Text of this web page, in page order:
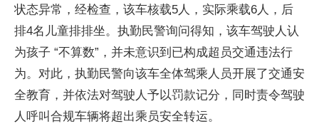
状态异常，经检查，该车核载5人，实际乘载6人，后
排4名儿童排排坐。执勤民警询问得知，该车驾驶人认
为孩子 “不算数”，并未意识到已构成超员交通违法行
为。对此，执勤民警向该车全体驾乘人员开展了交通安
全教育，并依法对驾驶人予以罚款记分，同时责令驾驶
人呼叫合规车辆将超出乘员安全转运。